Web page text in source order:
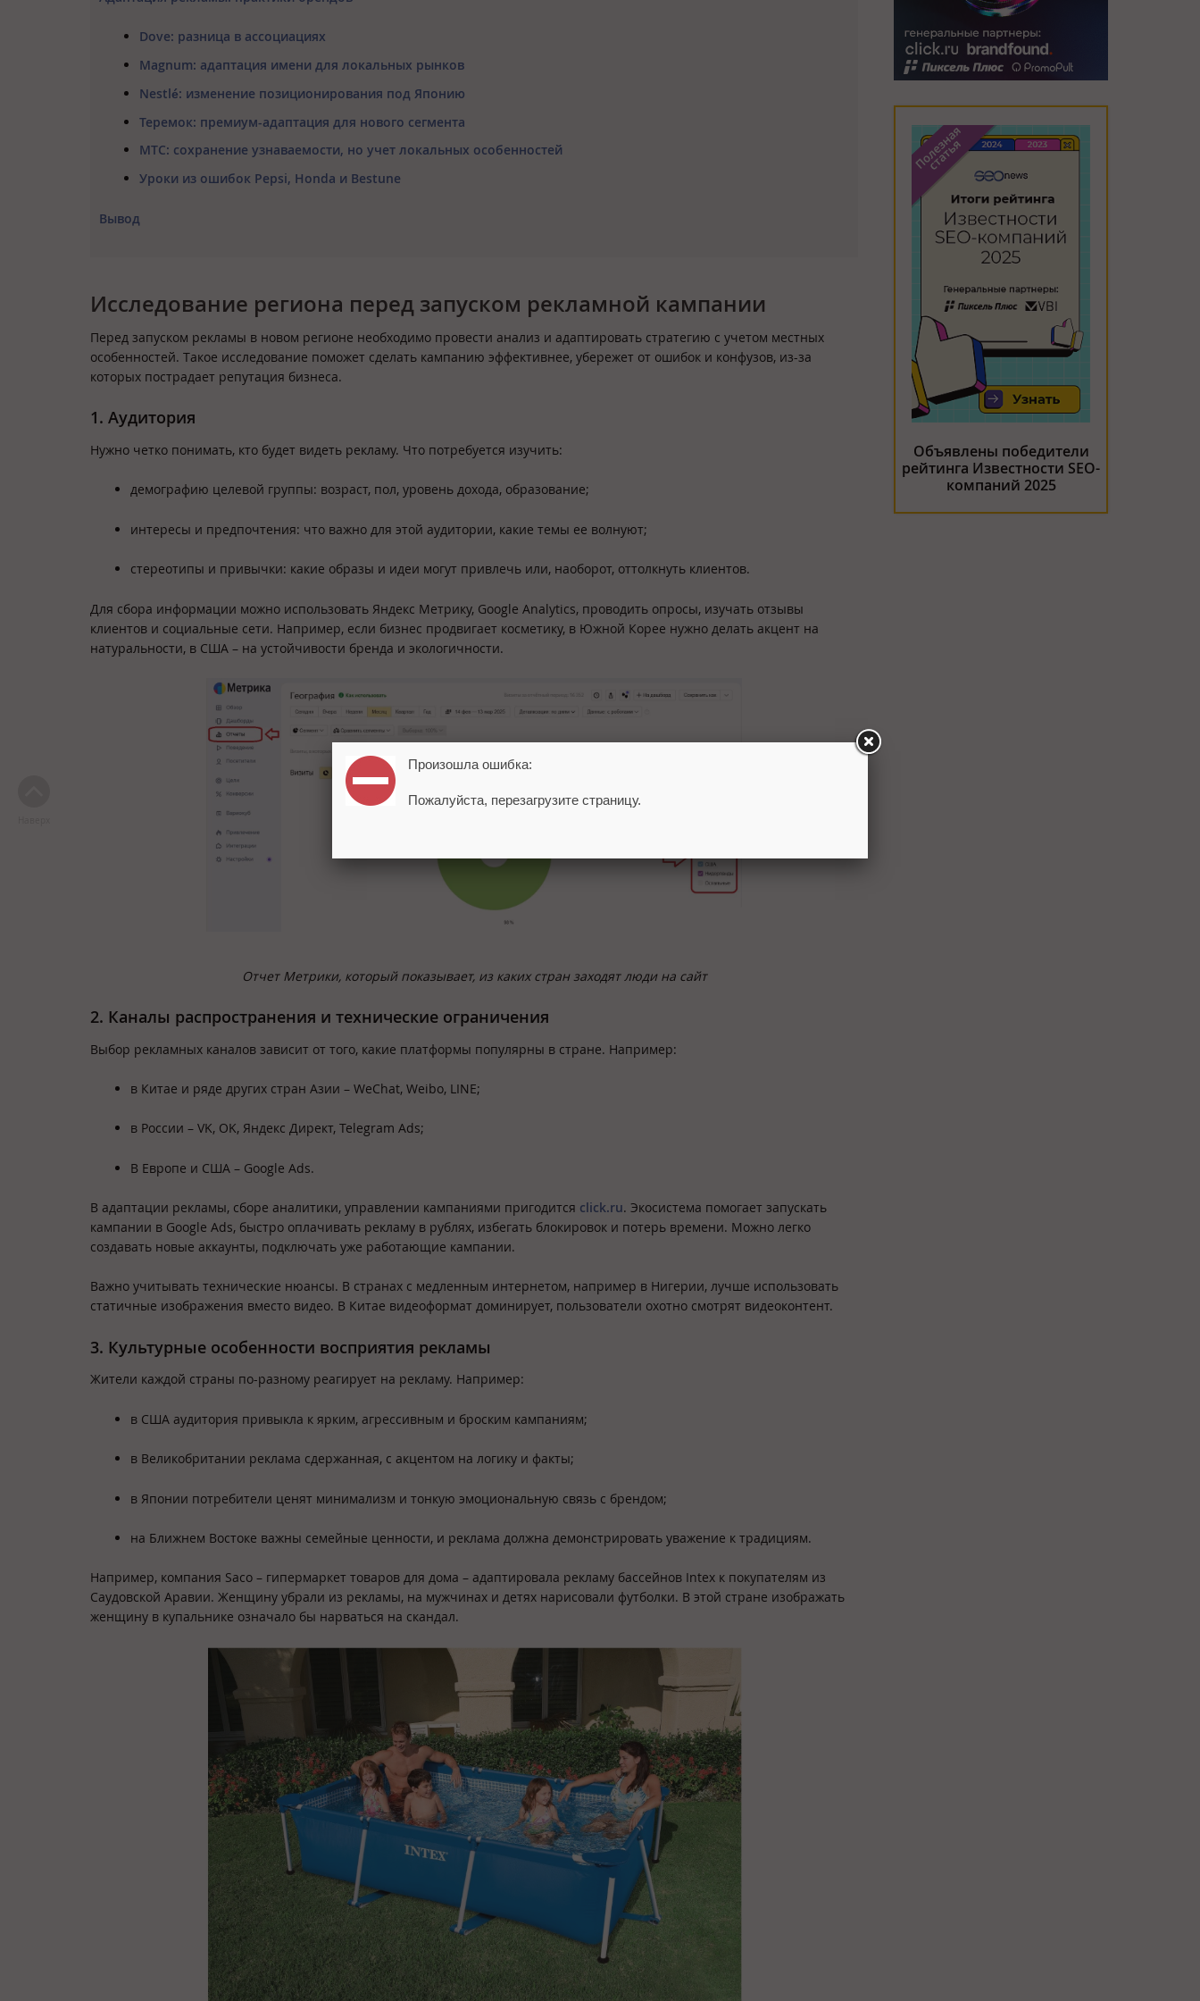
Dove: разница в ассоциациях
Magnum: адаптация имени для локальных рынков
Nestlé: изменение позиционирования под Японию
Теремок: премиум-адаптация для нового сегмента
МТС: сохранение узнаваемости, но учет локальных особенностей
Уроки из ошибок Pepsi, Honda и Bestune
Вывод
Исследование региона перед запуском рекламной кампании
Перед запуском рекламы в новом регионе необходимо провести анализ и адаптировать стратегию с учетом местных
особенностей. Такое исследование поможет сделать кампанию эффективнее, убережет от ошибок и конфузов, из-за
которых пострадает репутация бизнеса.
1. Аудитория
Нужно четко понимать, кто будет видеть рекламу. Что потребуется изучить:
демографию целевой группы: возраст, пол, уровень дохода, образование;
интересы и предпочтения: что важно для этой аудитории, какие темы ее волнуют;
стереотипы и привычки: какие образы и идеи могут привлечь или, наоборот, оттолкнуть клиентов.
Для сбора информации можно использовать Яндекс Метрику, Google Analytics, проводить опросы, изучать отзывы
клиентов и социальные сети. Например, если бизнес продвигает косметику, в Южной Корее нужно делать акцент на
натуральности, в США – на устойчивости бренда и экологичности.
Отчет Метрики, который показывает, из каких стран заходят люди на сайт
2. Каналы распространения и технические ограничения
Выбор рекламных каналов зависит от того, какие платформы популярны в стране. Например:
в Китае и ряде других стран Азии – WeChat, Weibo, LINE;
в России – VK, OK, Яндекс Директ, Telegram Ads;
В Европе и США – Google Ads.
В адаптации рекламы, сборе аналитики, управлении кампаниями пригодится click.ru. Экосистема помогает запускать
кампании в Google Ads, быстро оплачивать рекламу в рублях, избегать блокировок и потерь времени. Можно легко
создавать новые аккаунты, подключать уже работающие кампании.
Важно учитывать технические нюансы. В странах с медленным интернетом, например в Нигерии, лучше использовать
статичные изображения вместо видео. В Китае видеоформат доминирует, пользователи охотно смотрят видеоконтент.
3. Культурные особенности восприятия рекламы
Жители каждой страны по-разному реагирует на рекламу. Например:
в США аудитория привыкла к ярким, агрессивным и броским кампаниям;
в Великобритании реклама сдержанная, с акцентом на логику и факты;
в Японии потребители ценят минимализм и тонкую эмоциональную связь с брендом;
на Ближнем Востоке важны семейные ценности, и реклама должна демонстрировать уважение к традициям.
Например, компания Saco – гипермаркет товаров для дома – адаптировала рекламу бассейнов Intex к покупателям из
Саудовской Аравии. Женщину убрали из рекламы, на мужчинах и детях нарисовали футболки. В этой стране изображать
женщину в купальнике означало бы нарваться на скандал.
Объявлены победители
рейтинга Известности SEO-
компаний 2025
Произошла ошибка:
Пожалуйста, перезагрузите страницу.